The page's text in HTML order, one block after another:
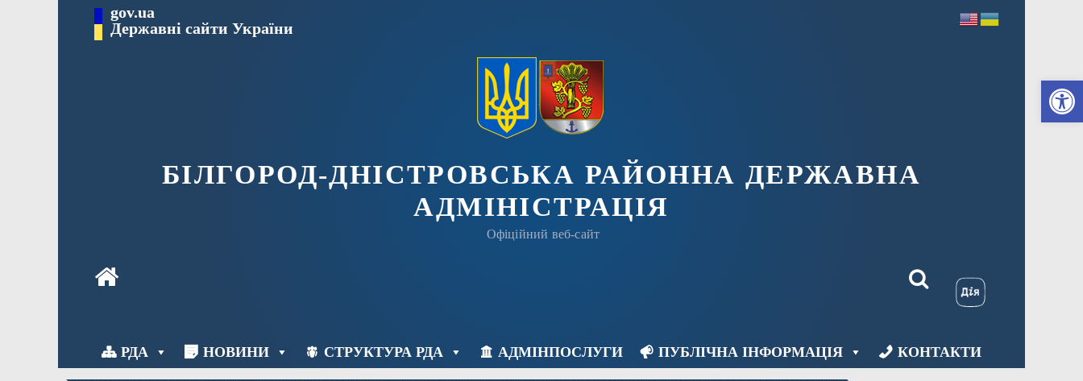
gov.ua
Державні сайти України
БІЛГОРОД-ДНІСТРОВСЬКА РАЙОННА ДЕРЖАВНА
АДМІНІСТРАЦІЯ
Офіційний веб-сайт
РДА НОВИНИ СТРУКТУРА РДА АДМІНПОСЛУГИ ПУБЛІЧНА ІНФОРМАЦІЯ КОНТАКТИ